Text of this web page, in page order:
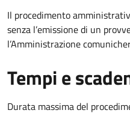
Il procedimento
senza l’emissione di un
l’Amministrazione
Tempi e
Durata massima del